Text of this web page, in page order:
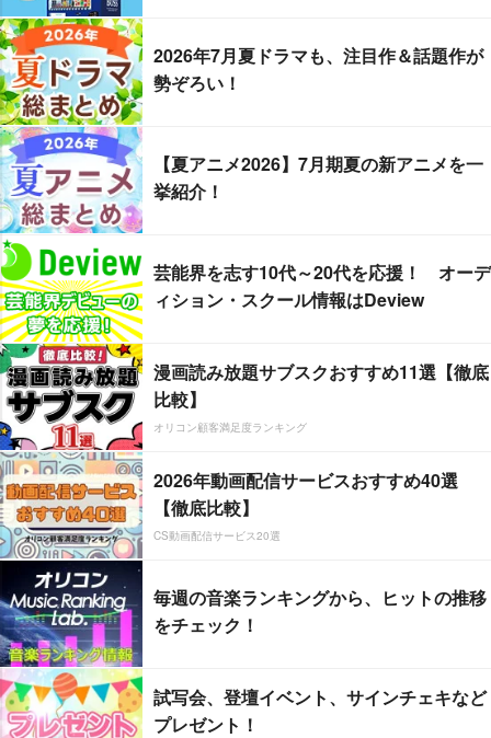
2026年7月夏ドラマも、注目作＆話題作が
勢ぞろい！
【夏アニメ2026】7月期夏の新アニメを一
挙紹介！
芸能界を志す10代～20代を応援！ オーデ
ィション・スクール情報はDeview
漫画読み放題サブスクおすすめ11選【徹底
比較】
オリコン顧客満足度ランキング
2026年動画配信サービスおすすめ40選
【徹底比較】
CS動画配信サービス20選
毎週の音楽ランキングから、ヒットの推移
をチェック！
試写会、登壇イベント、サインチェキなど
プレゼント！